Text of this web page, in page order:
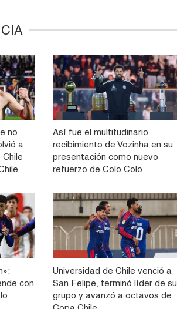
no
a
Así fue el multitudinario
recibimiento de Vozinha en su
presentación como nuevo
refuerzo de Colo Colo
con
Universidad de Chile venció a
San Felipe, terminó líder de su
grupo y avanzó a octavos de